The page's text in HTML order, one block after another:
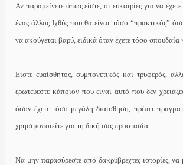
Αν παραμείνετε όπως είστε, οι ευκαιρίες για να
ένας άλλος Ιχθύς που θα είναι τόσο “πρακτικός”
να ακούγεται βαρύ, ειδικά όταν έχετε τόσο σπουδαία
Είστε ευαίσθητος, συμπονετικός και τρυφερός,
ερωτεύεστε κάποιον που είναι αυτό που δεν
όσον έχετε τόσο μεγάλη διαίσθηση, πρέπει
χρησιμοποιείτε για τη δική σας προστασία.
Να μην παρασύρεστε από δακρύβρεχτες ιστορίες,